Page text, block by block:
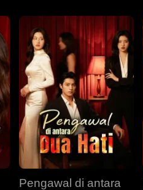
Pengawal di antara